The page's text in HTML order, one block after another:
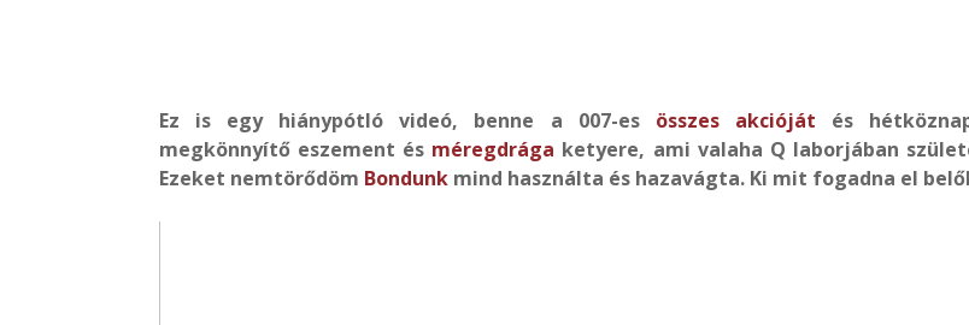
Ez is egy hiánypótló videó, benne a 007-esösszes akcióját és
megkönnyítő eszement és méregdrága ketyere, ami valaha Q laborjában
Ezeket nemtörődöm Bondunk mind használta és hazavágta. Ki mit fogadna el